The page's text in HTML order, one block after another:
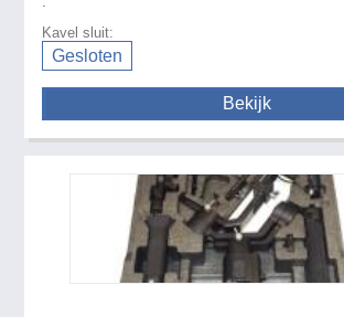
Kavel sluit:
Gesloten
Bekijk